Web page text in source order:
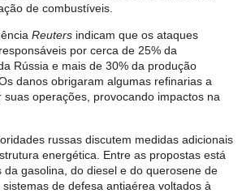
de combustíveis.
Reuters indicam que os ataques
por cerca de 25% da
Rússia e mais de 30% da produção
danos obrigaram algumas refinarias a
suas operações, provocando impactos na
russas discutem medidas adicionais
energética. Entre as propostas está
gasolina, do diesel e do querosene de
de defesa antiaérea voltados à